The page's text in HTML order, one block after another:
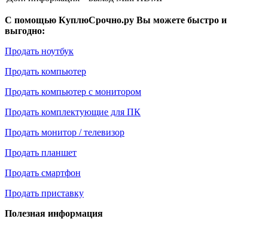
С помощью КуплюСрочно.ру Вы можете быстро и
выгодно:
Продать ноутбук
Продать компьютер
Продать компьютер с монитором
Продать комплектующие для ПК
Продать монитор / телевизор
Продать планшет
Продать смартфон
Продать приставку
Полезная информация